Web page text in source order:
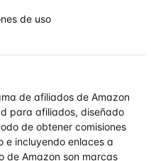
de uso
de afiliados de Amazon
para afiliados, diseñado
de obtener comisiones
incluyendo enlaces a
de Amazon son marcas